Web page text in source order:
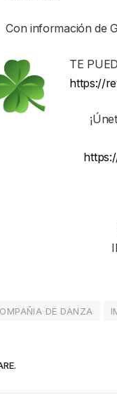
Con información de
TE
https://
DE DANZA